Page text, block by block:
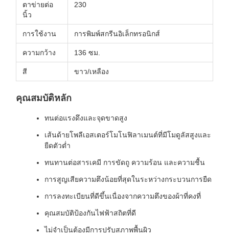
ตาข่ายต่อ
นิ้ว
230
การใช้งาน การพิมพ์สกรีนอิเล็กทรอนิกส์
ความกว้าง 136 ซม.
สี ขาว/เหลือง
คุณสมบัติหลัก
ทนต่อแรงดึงและจุดขาดสูง
เส้นด้ายโพลีเอสเตอร์โมโนฟิลาเมนต์ที่มีโมดูลัสสูงและ
ยืดตัวต่ำ
ทนทานต่อสารเคมี การขัดถู ความร้อน และความชื้น
การสูญเสียความตึงน้อยที่สุดในระหว่างกระบวนการยืด
การลงทะเบียนที่ดีขึ้นเนื่องจากความตึงของผ้าที่คงที่
คุณสมบัติป้องกันไฟฟ้าสถิตที่ดี
ไม่จำเป็นต้องมีการปรับสภาพพื้นผิว